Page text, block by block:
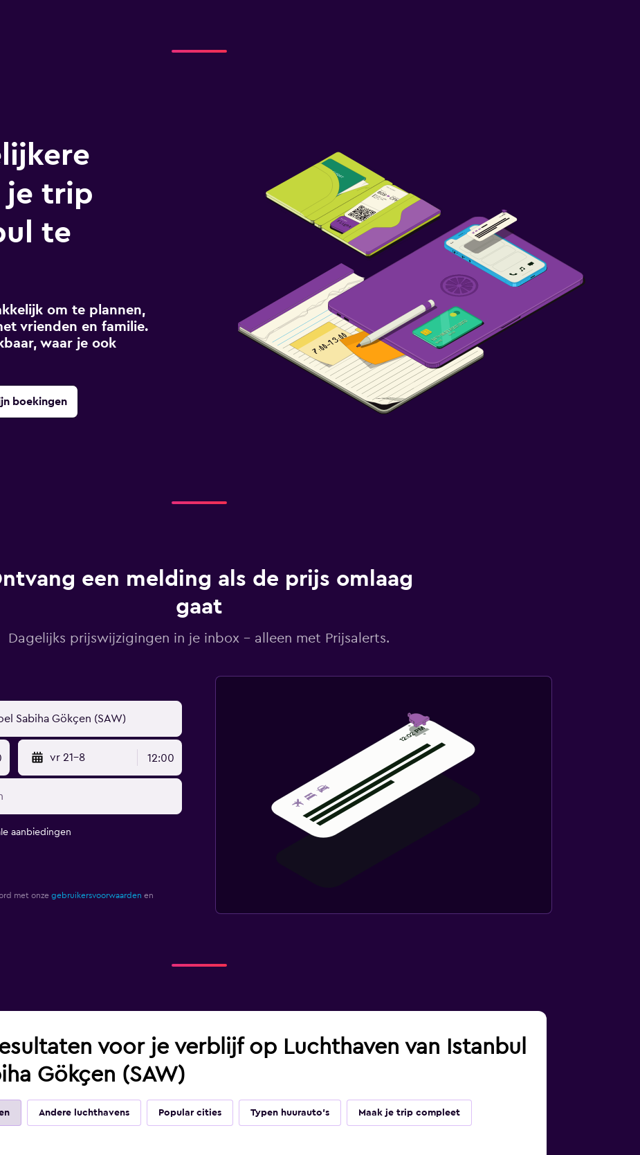
je trip
te
om te plannen,
vrienden en familie.
waar je ook
boekingen
een melding als de prijs omlaag
gaat
Dagelijks prijswijzigingen in je inbox - alleen met Prijsalerts.
vr 21-8 12:00
aanbiedingen
met onze gebruikersvoorwaarden en
voor je verblijf op Luchthaven van Istanbul
Gökçen (SAW)
Andere luchthavens Popular cities Typen huurauto's Maak je trip compleet